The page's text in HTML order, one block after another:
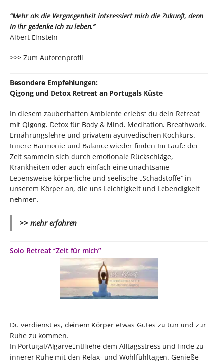
“Mehr als die Vergangenheit interessiert mich die Zukunft, denn
in ihr gedenke ich zu leben.”
Albert Einstein
>>> Zum Autorenprofil
Besondere Empfehlungen:
Qigong und Detox Retreat an Portugals Küste
In diesem zauberhaften Ambiente erlebst du dein Retreat
mit Qigong, Detox für Body & Mind, Meditation, Breathwork,
Ernährungslehre und privatem ayurvedischen Kochkurs.
Innere Harmonie und Balance wieder finden Im Laufe der
Zeit sammeln sich durch emotionale Rückschläge,
Krankheiten oder auch einfach eine unachtsame
Lebensweise körperliche und seelische „Schadstoffe“ in
unserem Körper an, die uns Leichtigkeit und Lebendigkeit
nehmen.
>> mehr erfahren
Solo Retreat “Zeit für mich”
Du verdienst es, deinem Körper etwas Gutes zu tun und zur
Ruhe zu kommen.
In Portugal/AlgarveEntfliehe dem Alltagsstress und finde zu
innerer Ruhe mit den Relax- und Wohlfühltagen. Genieße